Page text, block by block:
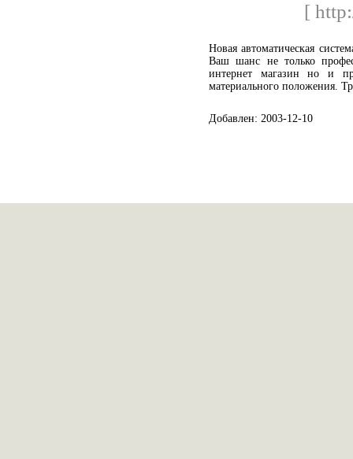
[
Новая автоматическая
Ваш шанс не только
интернет магазин но и
материального положения.
Добавлен: 2003-12-10